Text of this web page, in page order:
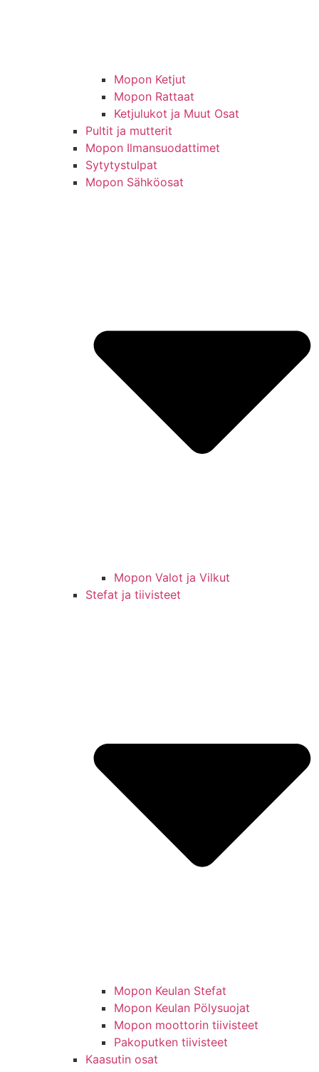
Mopon Ketjut
Mopon Rattaat
Ketjulukot ja Muut Osat
Pultit ja mutterit
Mopon Ilmansuodattimet
Sytytystulpat
Mopon Sähköosat
Mopon Valot ja Vilkut
Stefat ja tiivisteet
Mopon Keulan Stefat
Mopon Keulan Pölysuojat
Mopon moottorin tiivisteet
Pakoputken tiivisteet
Kaasutin osat